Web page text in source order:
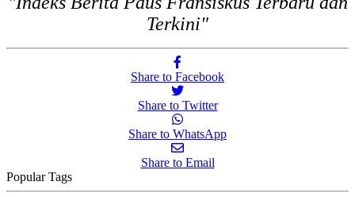
Terkini"
Share to Facebook
Share to Twitter
Share to WhatsApp
Share to Email
Popular Tags